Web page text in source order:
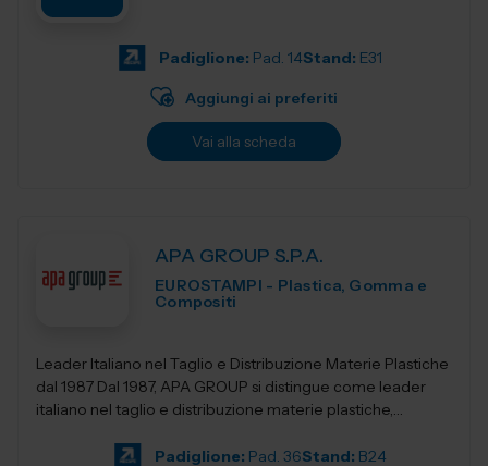
Padiglione: Pad. 14Stand: E31
Aggiungi ai preferiti
Vai alla scheda
APA GROUP S.P.A.
EUROSTAMPI - Plastica, Gomma e
Compositi
Leader Italiano nel Taglio e Distribuzione Materie Plastiche
dal 1987 Dal 1987, APA GROUP si distingue come leader
italiano nel taglio e distribuzione materie plastiche,
Padiglione: Pad. 36Stand: B24